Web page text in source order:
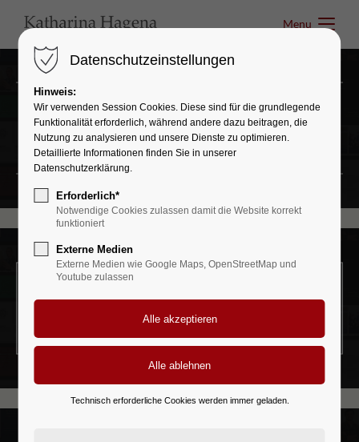
Menu
Headerimage
LOVELY LAYOUT OF HEADING
Headerimage v/1
LOVELY LAYOUT OF HEADING
Datenschutzeinstellungen
Hinweis:
Wir verwenden Session Cookies. Diese sind für die grundlegende
Funktionalität erforderlich, während andere dazu beitragen, die
Nutzung zu analysieren und unsere Dienste zu optimieren.
Detaillierte Informationen finden Sie in unserer
Datenschutzerklärung.
Erforderlich*
Notwendige Cookies zulassen damit die Website korrekt
funktioniert
Externe Medien
Externe Medien wie Google Maps, OpenStreetMap und
Youtube zulassen
Technisch erforderliche Cookies werden immer geladen.
Menu